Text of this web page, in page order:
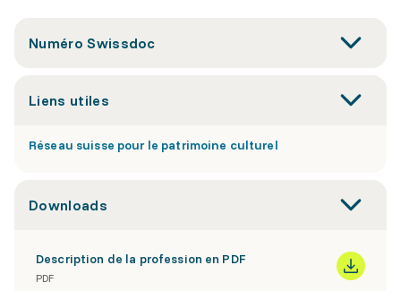
Numéro Swissdoc
Liens utiles
Réseau suisse pour le patrimoine culturel
Downloads
Description de la profession en PDF
PDF